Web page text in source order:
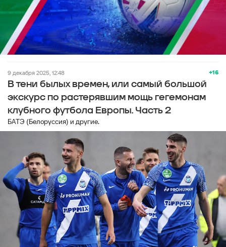
+16
9 декабря 2025, 12:48
В тени былых времен, или самый большой
экскурс по растерявшим мощь гегемонам
клубного футбола Европы. Часть 2
БАТЭ (Белоруссия) и другие.